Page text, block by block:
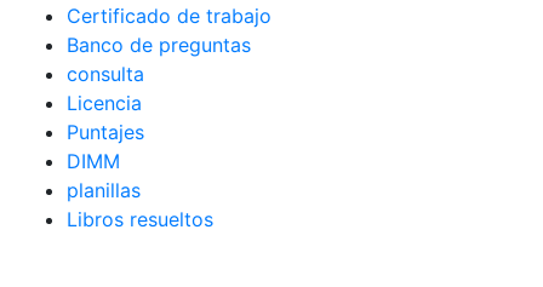
Certificado de trabajo
Banco de preguntas
consulta
Licencia
Puntajes
DIMM
planillas
Libros resueltos